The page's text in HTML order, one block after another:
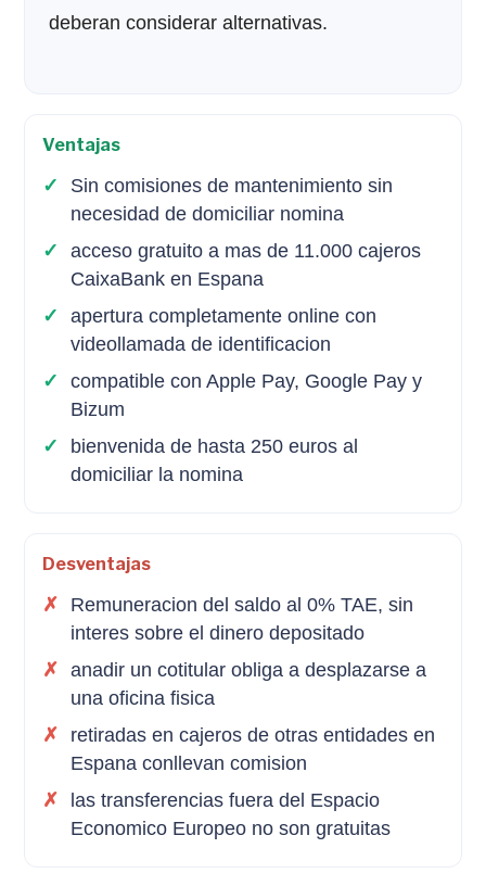
deberan considerar alternativas.
Ventajas
Sin comisiones de mantenimiento sin
necesidad de domiciliar nomina
acceso gratuito a mas de 11.000 cajeros
CaixaBank en Espana
apertura completamente online con
videollamada de identificacion
compatible con Apple Pay, Google Pay y
Bizum
bienvenida de hasta 250 euros al
domiciliar la nomina
Desventajas
Remuneracion del saldo al 0% TAE, sin
interes sobre el dinero depositado
anadir un cotitular obliga a desplazarse a
una oficina fisica
retiradas en cajeros de otras entidades en
Espana conllevan comision
las transferencias fuera del Espacio
Economico Europeo no son gratuitas